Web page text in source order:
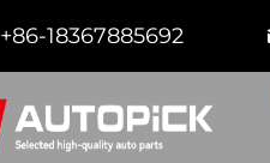
+86-18367885692